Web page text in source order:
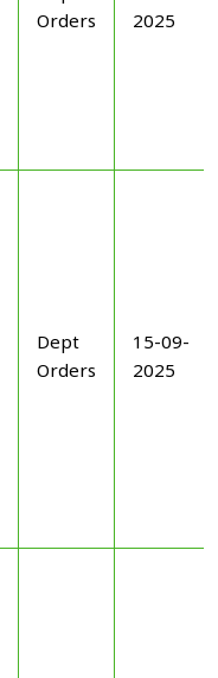
Orders
2025
Dept
Orders
15-09-
2025